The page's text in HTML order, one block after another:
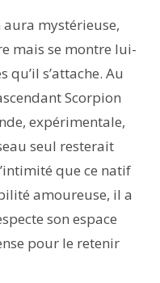
mystérieuse,
mais se montre lui-
s’attache. Au
Scorpion
expérimentale,
seul resterait
que ce natif
amoureuse, il a
son espace
pour le retenir